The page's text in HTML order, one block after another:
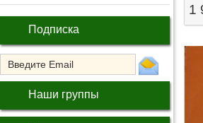
Подписка
Наши группы
1